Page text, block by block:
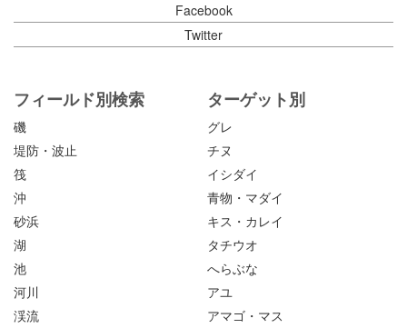
Facebook
Twitter
フィールド別検索
磯
堤防・波止
筏
沖
砂浜
湖
池
河川
渓流
ターゲット別
グレ
チヌ
イシダイ
青物・マダイ
キス・カレイ
タチウオ
へらぶな
アユ
アマゴ・マス